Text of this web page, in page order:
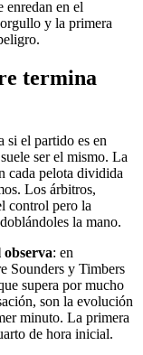
en el
y la primera
termina
si el partido es en
ser el mismo. La
cada pelota dividida
Los árbitros,
control pero la
la mano.
: en
Sounders y Timbers
supera por mucho
son la evolución
minuto. La primera
de hora inicial.